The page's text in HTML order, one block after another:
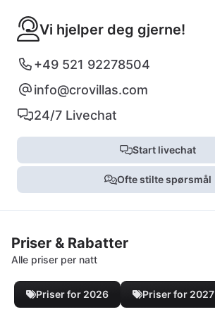
Vi hjelper deg gjerne!
+49 521 92278504
info@crovillas.com
24/7 Livechat
Start livechat
Ofte stilte spørsmål
Priser & Rabatter
Alle priser per natt
Priser for 2026 Priser for 2027